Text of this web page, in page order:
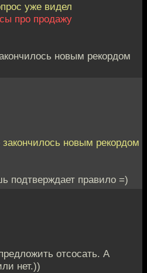
уже видел
про продажу
новым рекордом
новым рекордом
подтверждает правило =)
отсосать. А
нет.))